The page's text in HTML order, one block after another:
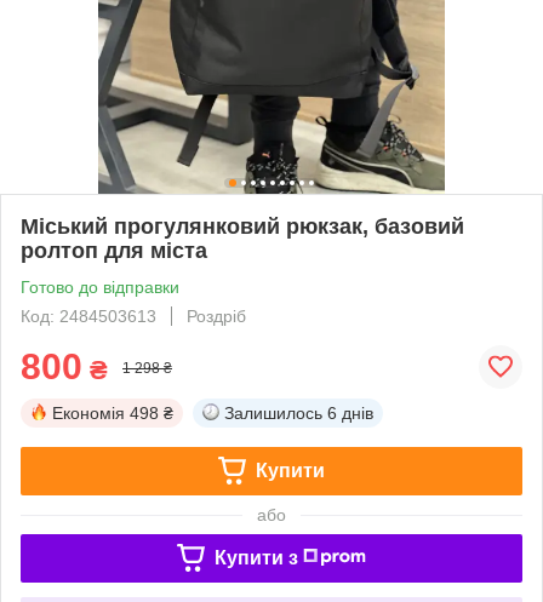
Міський прогулянковий рюкзак, базовий
ролтоп для міста
Готово до відправки
Код: 2484503613
Роздріб
800 ₴ 1 298 ₴
Економія 498 ₴ Залишилось 6 днів
Купити
або
Купити з